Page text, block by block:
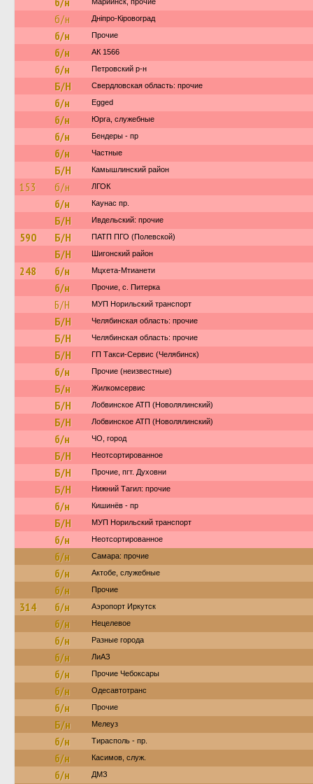
б/н Дніпро-Кіровоград
б/н Прочие
б/н АК 1566
б/н Петровский р-н
Б/Н Свердловская область: прочие
б/н Egged
б/н Юрга, служебные
б/н Бендеры - пр
б/н Частные
Б/Н Камышлинский район
153 б/н ЛГОК
б/н Каунас пр.
Б/Н Ивдельский: прочие
590 Б/Н ПАТП ПГО (Полевской)
Б/Н Шигонский район
248 б/н Мцхета-Мтианети
б/н Прочие, с. Питерка
Б/Н МУП Норильский транспорт
Б/Н Челябинская область: прочие
Б/Н Челябинская область: прочие
Б/Н ГП Такси-Сервис (Челябинск)
б/н Прочие (неизвестные)
Б/н Жилкомсервис
Б/Н Лобвинское АТП (Новолялинский)
Б/Н Лобвинское АТП (Новолялинский)
б/н ЧО, город
Б/Н Неотсортированное
Б/Н Прочие, пгт. Духовни
Б/Н Нижний Тагил: прочие
б/н Кишинёв - пр
Б/Н МУП Норильский транспорт
б/н Неотсортированное
б/н Самара: прочие
б/н Актобе, служебные
б/н Прочие
314 б/н Аэропорт Иркутск
б/н Нецелевое
б/н Разные города
б/н ЛиАЗ
б/н Прочие Чебоксары
б/н Одесавтотранс
б/н Прочие
Б/н Мелеуз
б/н Тирасполь - пр.
б/н Касимов, служ.
б/н ДМЗ